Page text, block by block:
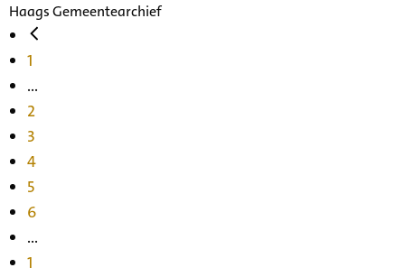
Haags Gemeentearchief
1
...
2
3
4
5
6
...
1